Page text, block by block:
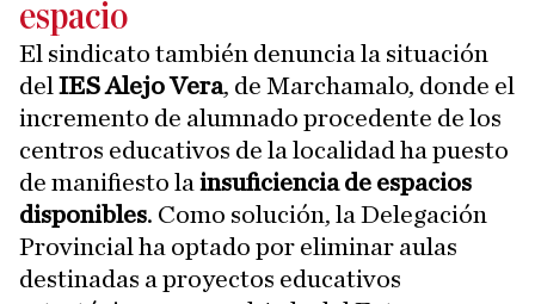
espacio
El sindicato también denuncia la situación
del IES Alejo Vera, de Marchamalo, donde el
incremento de alumnado procedente de los
centros educativos de la localidad ha puesto
de manifiesto la insuficiencia de espacios
disponibles. Como solución, la Delegación
Provincial ha optado por eliminar aulas
destinadas a proyectos educativos